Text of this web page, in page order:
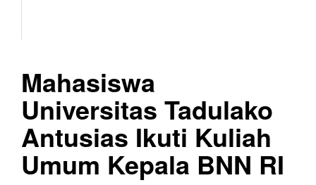
Mahasiswa
Universitas Tadulako
Antusias Ikuti Kuliah
Umum Kepala BNN RI